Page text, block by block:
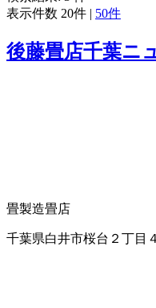
表示件数 20件 | 50件
後藤畳店千葉ニ
畳製造畳店
千葉県白井市桜台２丁目